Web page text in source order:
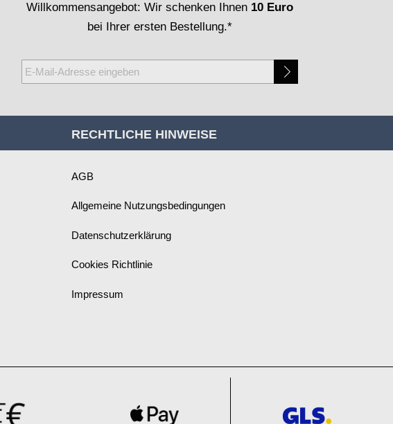
Willkommensangebot: Wir schenken Ihnen 10 Euro
bei Ihrer ersten Bestellung.*
Melden
Sie
für
Newsletter
RECHTLICHE HINWEISE
AGB
Allgemeine Nutzungsbedingungen
Datenschutzerklärung
Cookies Richtlinie
Impressum